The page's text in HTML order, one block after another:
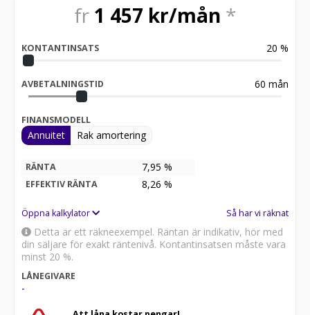
fr 1 457 kr/mån *
KONTANTINSATS 20 %
AVBETALNINGSTID 60 mån
FINANSMODELL
Annuitet Rak amortering
RÄNTA 7,95 %
EFFEKTIV RÄNTA 8,26 %
Öppna kalkylator Så har vi räknat
Detta är ett räkneexempel. Räntan är indikativ, hör med
din säljare för exakt räntenivå. Kontantinsatsen måste vara
minst 20 %.
LÅNEGIVARE
-